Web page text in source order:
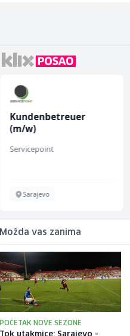
Kundenbetreuer
(m/w)
Servicepoint
Sarajevo
Možda vas zanima
POČETAK NOVE SEZONE